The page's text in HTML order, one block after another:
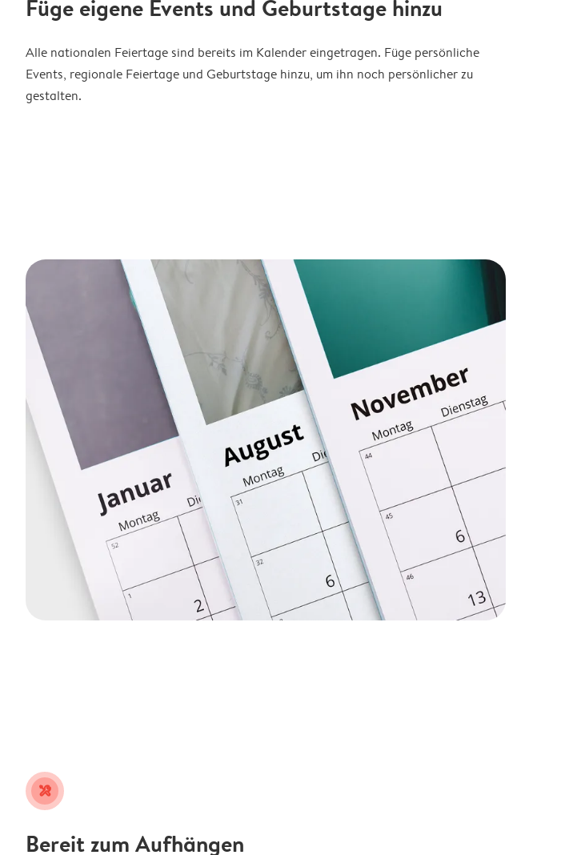
Füge eigene Events und Geburtstage hinzu
Alle nationalen Feiertage sind bereits im Kalender eingetragen. Füge persönliche
Events, regionale Feiertage und Geburtstage hinzu, um ihn noch persönlicher zu
gestalten.
tools
Bereit zum Aufhängen